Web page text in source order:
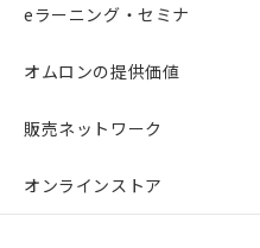
eラーニング・セミナ
オムロンの提供価値
販売ネットワーク
オンラインストア